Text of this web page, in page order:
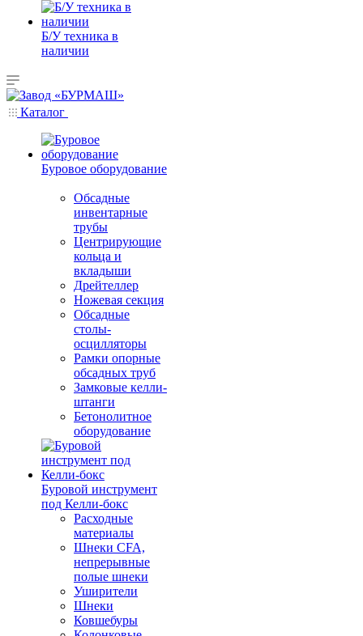
Б/У техника в
наличии
Каталог
Буровое оборудование
Обсадные
инвентарные
трубы
Центрирующие
кольца и
вкладыши
Дрейтеллер
Ножевая секция
Обсадные
столы-
осцилляторы
Рамки опорные
обсадных труб
Замковые келли-
штанги
Бетонолитное
оборудование
Буровой инструмент
под Келли-бокс
Расходные
материалы
Шнеки CFA,
непрерывные
полые шнеки
Уширители
Шнеки
Ковшебуры